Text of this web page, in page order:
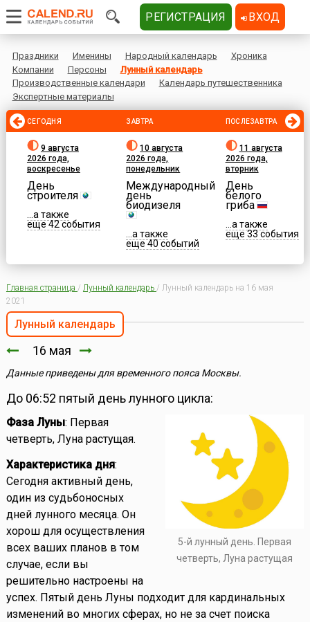
Праздники Именины Народный календарь
Хроника
Компании
Персоны
Лунный календарь
Производственные календари
Календарь путешественника
Экспертные материалы
СЕГОДНЯ
9 августа
2026 года,
воскресенье
День
строителя
...а также
еще 42 события
ЗАВТРА
10 августа
2026 года,
понедельник
Международный
день
биодизеля
...а также
еще 40 событий
ПОСЛЕЗАВТРА
11 августа
2026 года,
вторник
День
белого
гриба
...а также
еще 33 события
Главная страница / Лунный календарь / Лунный календарь на 16 мая
2021
Лунный календарь
16 мая
Данные приведены для временного пояса Москвы.
До 06:52 пятый день лунного цикла:
5-й лунный день. Первая
четверть, Луна растущая
Фаза Луны: Первая
четверть, Луна растущая.
Характеристика дня:
Сегодня активный день,
один из судьбоносных
дней лунного месяца. Он
хорош для осуществления
всех ваших планов в том
случае, если вы
решительно настроены на
успех. Пятый день Луны подходит для кардинальных
изменений во многих сферах, но не за счет поиска
РЕГИСТРАЦИЯ ВХОД